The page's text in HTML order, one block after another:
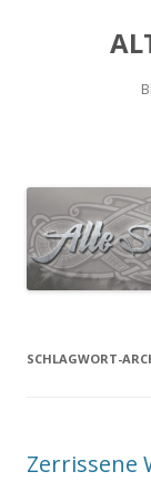
SCHLAGWORT-
Zerrissene